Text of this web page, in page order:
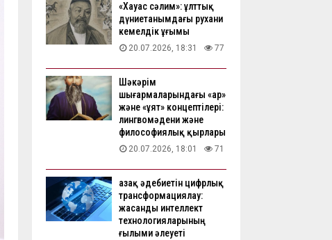
«Хауас сәлим»: ұлттық
дүниетанымдағы рухани
кемелдік ұғымы
20.07.2026, 18:31 77
Шәкәрім
шығармаларындағы «ар»
және «ұят» концептілері:
лингвомәдени және
философиялық қырлары
20.07.2026, 18:01 71
Қазақ әдебиетін цифрлық
трансформациялау:
жасанды интеллект
технологияларының
ғылыми әлеуеті